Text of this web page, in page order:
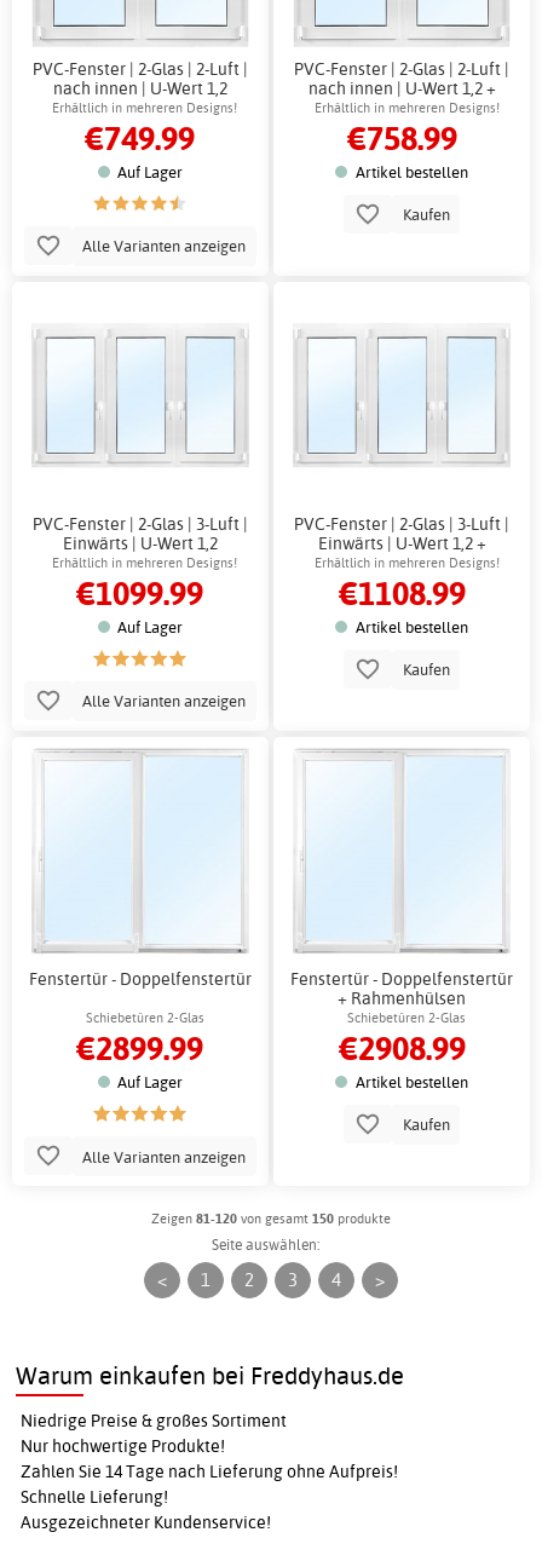
PVC-Fenster | 2-Glas | 2-Luft |
nach innen | U-Wert 1,2
Erhältlich in mehreren Designs!
€749.99
Auf Lager
Alle Varianten anzeigen
PVC-Fenster | 2-Glas | 2-Luft |
nach innen | U-Wert 1,2 +
Rahmenhülsen
Erhältlich in mehreren Designs!
€758.99
Artikel bestellen
Kaufen
PVC-Fenster | 2-Glas | 3-Luft |
Einwärts | U-Wert 1,2
Erhältlich in mehreren Designs!
€1099.99
Auf Lager
Alle Varianten anzeigen
PVC-Fenster | 2-Glas | 3-Luft |
Einwärts | U-Wert 1,2 +
Rahmenhülsen
Erhältlich in mehreren Designs!
€1108.99
Artikel bestellen
Kaufen
Fenstertür - Doppelfenstertür
Schiebetüren 2-Glas
€2899.99
Auf Lager
Alle Varianten anzeigen
Fenstertür - Doppelfenstertür
+ Rahmenhülsen
Schiebetüren 2-Glas
€2908.99
Artikel bestellen
Kaufen
Zeigen 81-120 von gesamt 150 produkte
Seite auswählen:
< 1 2 3 4 >
Warum einkaufen bei Freddyhaus.de
Niedrige Preise & großes Sortiment
Nur hochwertige Produkte!
Zahlen Sie 14 Tage nach Lieferung ohne Aufpreis!
Schnelle Lieferung!
Ausgezeichneter Kundenservice!